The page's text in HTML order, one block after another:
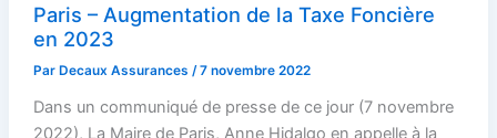
Paris – Augmentation de la Taxe Foncière
en 2023
Par Decaux Assurances /7 novembre 2022
Dans un communiqué de presse de ce jour (7 novembre
2022), La Maire de Paris, Anne Hidalgo en appelle à la